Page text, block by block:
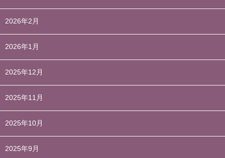
2026年2月
2026年1月
2025年12月
2025年11月
2025年10月
2025年9月